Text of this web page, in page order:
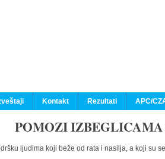
Kontakt Rezultati APC/
POMOZI IZBEGLICAMA
ljudima koji beže od rata i nasilja, a koji su